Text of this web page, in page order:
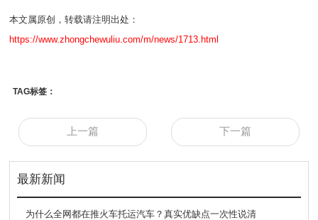
本文属原创，转载请注明出处：
https://www.zhongchewuliu.com/m/news/1713.html
TAG标签：
上一篇 下一篇
最新新闻
为什么全网都在推火车托运汽车？真实优缺点一次性说清